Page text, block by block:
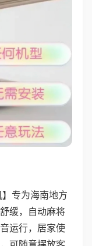
】专为海南地方
缓，自动麻将
运行，居家使